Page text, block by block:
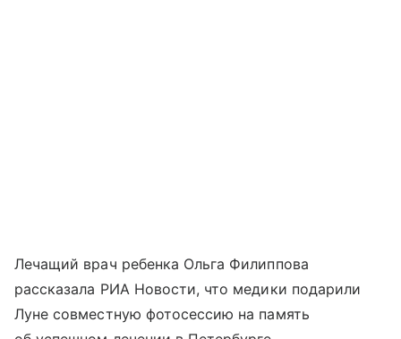
Лечащий врач ребенка Ольга Филиппова
рассказала РИА Новости, что медики подарили
Луне совместную фотосессию на память